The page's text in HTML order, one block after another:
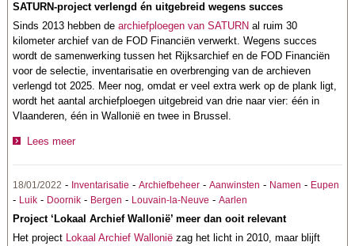
SATURN-project verlengd én uitgebreid wegens succes
Sinds 2013 hebben dearchiefploegen van SATURN al ruim 30
kilometer archief van de FOD Financiën verwerkt. Wegens succes
wordt de samenwerking tussen het Rijksarchief en de FOD Financiën
voor de selectie, inventarisatie en overbrenging van de archieven
verlengd tot 2025. Meer nog, omdat er veel extra werk op de plank ligt,
wordt het aantal archiefploegen uitgebreid van drie naar vier: één in
Vlaanderen, één in Wallonië en twee in Brussel.
Lees meer
18/01/2022 - Inventarisatie -Archiefbeheer -Aanwinsten - Namen - Eupen
- Luik - Doornik - Bergen - Louvain-la-Neuve -Aarlen
Project ‘Lokaal Archief Wallonië’ meer dan ooit relevant
Het project Lokaal Archief Walloniëzag het licht in 2010, maar blijft